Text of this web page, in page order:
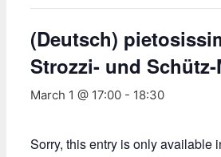
(Deutsch)
Strozzi- und
March 1 @ 17:00 - 18:30
Sorry, this entry is only available